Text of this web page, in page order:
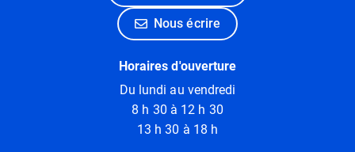
Nous écrire
Horaires d'ouverture
Du lundi au vendredi
8 h 30 à 12 h 30
13 h 30 à 18 h